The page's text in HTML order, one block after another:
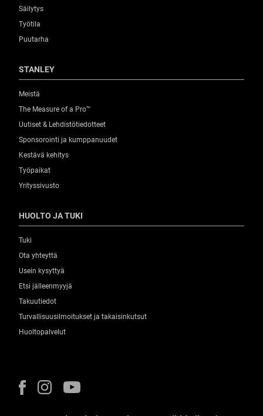
Säilytys
Työtila
Puutarha
STANLEY
Meistä
The Measure of a Pro™
Uutiset & Lehdistötiedotteet
Sponsorointi ja kumppanuudet
Kestävä kehitys
Työpaikat
Yrityssivusto
HUOLTO JA TUKI
Tuki
Ota yhteyttä
Usein kysyttyä
Etsi jälleenmyyjä
Takuutiedot
Turvallisuusilmoitukset ja takaisinkutsut
Huoltopalvelut